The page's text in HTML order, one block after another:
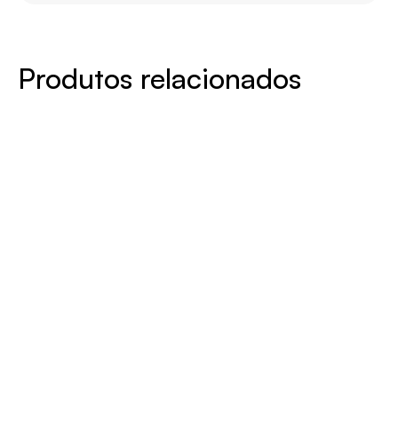
Produtos relacionados